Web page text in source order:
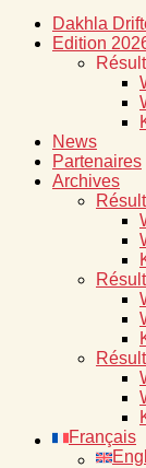
Dakhla
Edition
News
Partenaires
Archives
Français